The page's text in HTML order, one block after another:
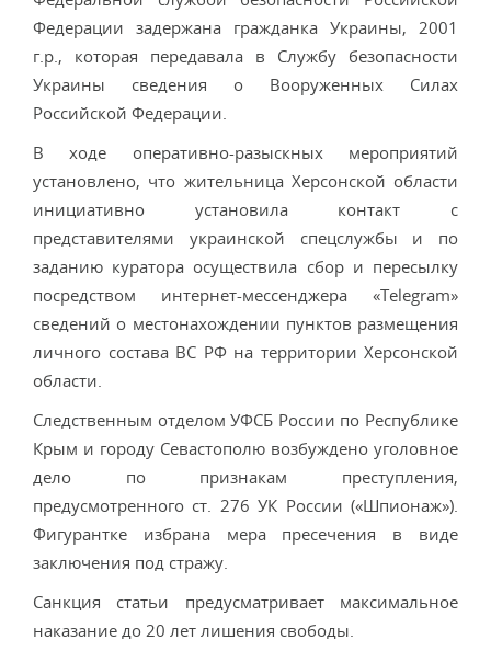
Федерации задержана гражданка Украины, 2001
г.р., которая передавала в Службу безопасности
Украины сведения о Вооруженных Силах
Российской Федерации.
В ходе оперативно-разыскных мероприятий
установлено, что жительница Херсонской области
инициативно установила контакт с
представителями украинской спецслужбы и по
заданию куратора осуществила сбор и пересылку
посредством интернет-мессенджера «Telegram»
сведений о местонахождении пунктов размещения
личного состава ВС РФ на территории Херсонской
области.
Следственным отделом УФСБ России по Республике
Крым и городу Севастополю возбуждено уголовное
дело по признакам преступления,
предусмотренного ст. 276 УК России («Шпионаж»).
Фигурантке избрана мера пресечения в виде
заключения под стражу.
Санкция статьи предусматривает максимальное
наказание до 20 лет лишения свободы.